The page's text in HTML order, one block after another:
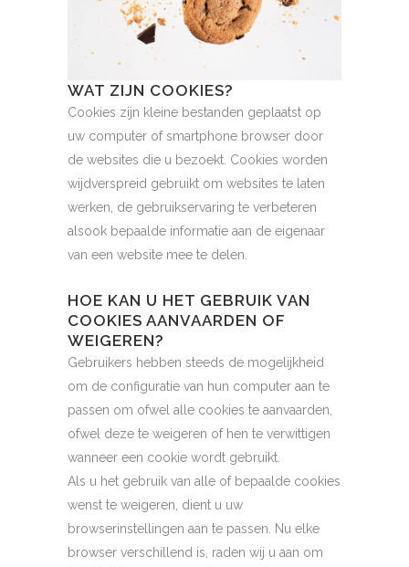
WAT ZIJN COOKIES?
Cookies zijn kleine bestanden geplaatst op
uw computer of smartphone browser door
de websites die u bezoekt. Cookies worden
wijdverspreid gebruikt om websites te laten
werken, de gebruikservaring te verbeteren
alsook bepaalde informatie aan de eigenaar
van een website mee te delen.
HOE KAN U HET GEBRUIK VAN
COOKIES AANVAARDEN OF
WEIGEREN?
Gebruikers hebben steeds de mogelijkheid
om de configuratie van hun computer aan te
passen om ofwel alle cookies te aanvaarden,
ofwel deze te weigeren of hen te verwittigen
wanneer een cookie wordt gebruikt.
Als u het gebruik van alle of bepaalde cookies
wenst te weigeren, dient u uw
browserinstellingen aan te passen. Nu elke
browser verschillend is, raden wij u aan om